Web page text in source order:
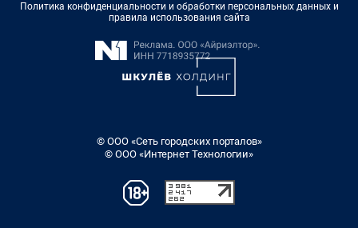
Политика конфиденциальности и обработки персональных данных и
правила использования сайта
© ООО «Сеть городских порталов»
© ООО «Интернет Технологии»